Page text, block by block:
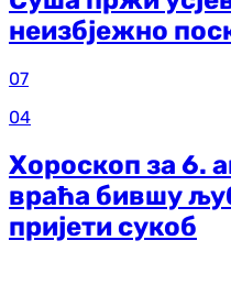
неизбјежно
07
04
Хороскоп за 6.
враћа бившу
пријети сукоб